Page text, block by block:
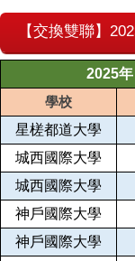
【交換雙聯】
2025
學校
星槎都道大學
城西國際大學
城西國際大學
神戶國際大學
神戶國際大學